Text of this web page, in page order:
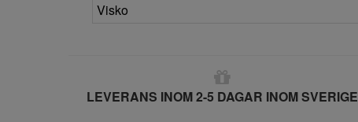
Visko
LEVERANS INOM 2-5 DAGAR INOM SVERIGE